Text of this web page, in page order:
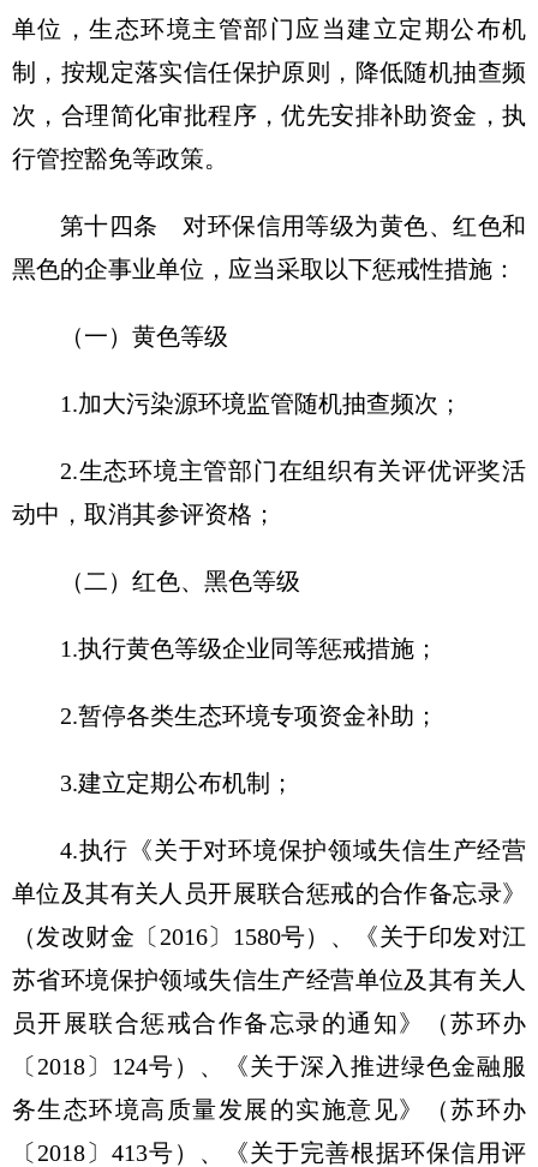
单位，生态环境主管部门应当建立定期公布机
制，按规定落实信任保护原则，降低随机抽查频
次，合理简化审批程序，优先安排补助资金，执
行管控豁免等政策。
第十四条 对环保信用等级为黄色、红色和
黑色的企事业单位，应当采取以下惩戒性措施：
（一）黄色等级
1.加大污染源环境监管随机抽查频次；
2.生态环境主管部门在组织有关评优评奖活
动中，取消其参评资格；
（二）红色、黑色等级
1.执行黄色等级企业同等惩戒措施；
2.暂停各类生态环境专项资金补助；
3.建立定期公布机制；
4.执行《关于对环境保护领域失信生产经营
单位及其有关人员开展联合惩戒的合作备忘录》
（发改财金〔2016〕1580号）、《关于印发对江
苏省环境保护领域失信生产经营单位及其有关人
员开展联合惩戒合作备忘录的通知》（苏环办
〔2018〕124号）、《关于深入推进绿色金融服
务生态环境高质量发展的实施意见》（苏环办
〔2018〕413号）、《关于完善根据环保信用评